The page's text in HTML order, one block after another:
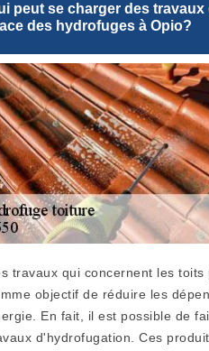
peut se charger des travaux
des hydrofuges à Opio?
travaux qui concernent les toits
objectif de réduire les
En fait, il est possible de
d'hydrofugation. Ces